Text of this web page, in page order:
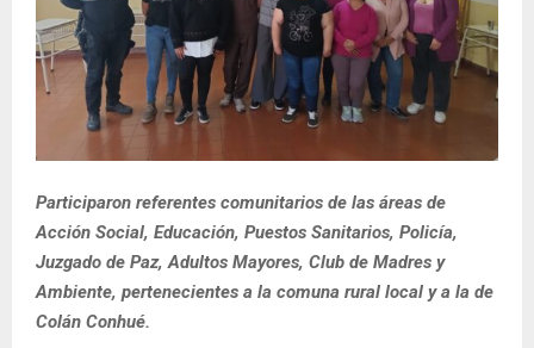
Participaron referentes comunitarios de las áreas de
Acción Social, Educación, Puestos Sanitarios, Policía,
Juzgado de Paz, Adultos Mayores, Club de Madres y
Ambiente, pertenecientes a la comuna rural local y a la de
Colán Conhué.